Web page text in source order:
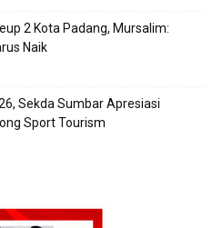
2 Kota Padang, Mursalim:
Naik
Sekda Sumbar Apresiasi
Sport Tourism